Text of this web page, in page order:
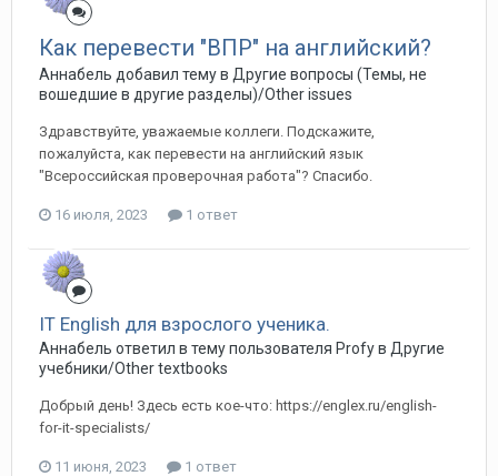
Как перевести "ВПР" на английский?
Аннабель добавил тему в Другие вопросы (Темы, не
вошедшие в другие разделы)/Other issues
Здравствуйте, уважаемые коллеги. Подскажите,
пожалуйста, как перевести на английский язык
"Всероссийская проверочная работа"? Спасибо.
16 июля, 2023 1 ответ
IT English для взрослого ученика.
Аннабель ответил в тему пользователя Profy в Другие
учебники/Other textbooks
Добрый день! Здесь есть кое-что: https://englex.ru/english-
for-it-specialists/
11 июня, 2023 1 ответ